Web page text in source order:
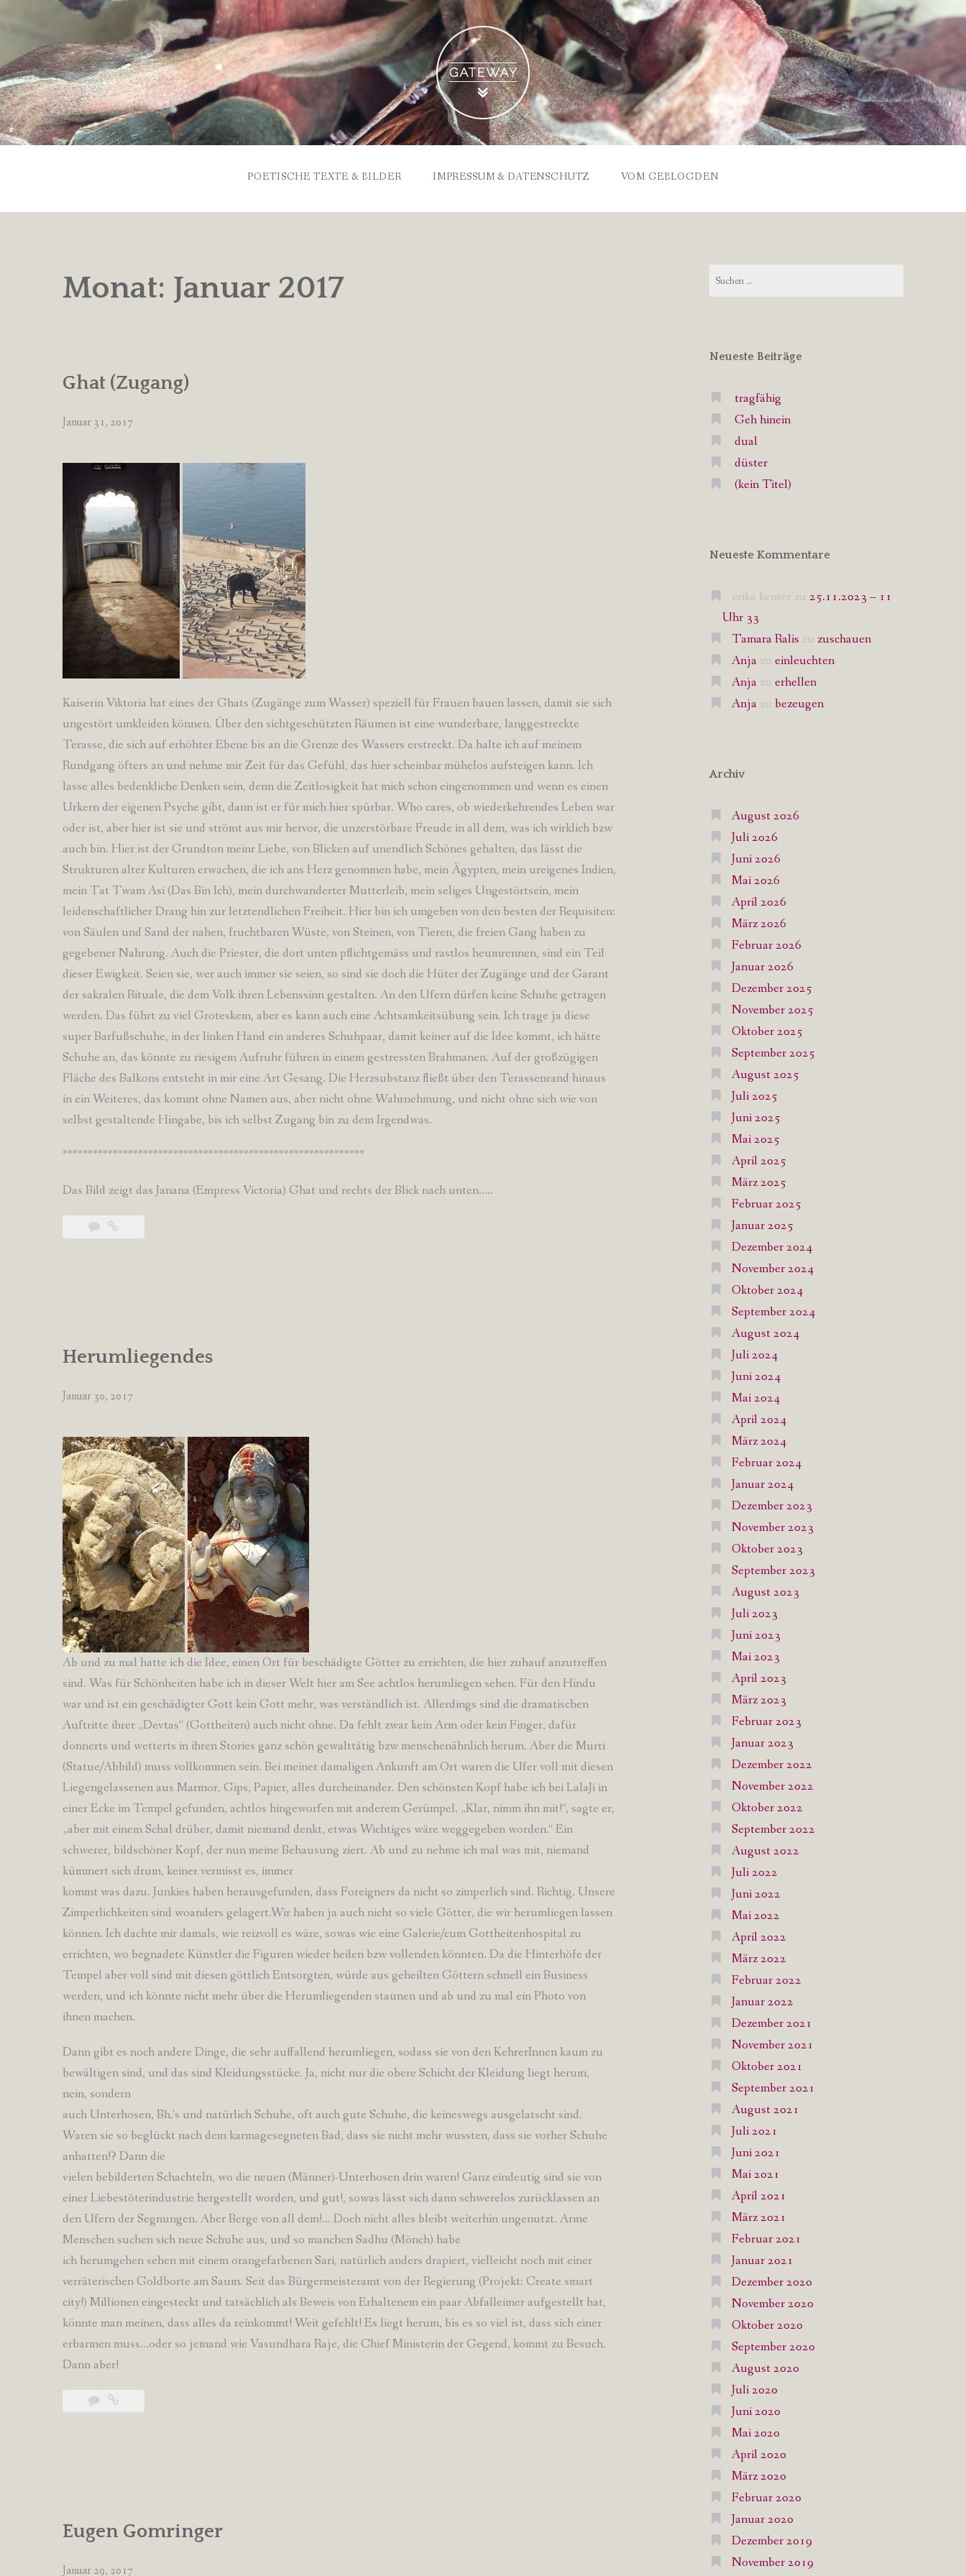
POETISCHE TEXTE & BILDER IMPRESSUM & DATENSCHUTZ VOM GEBLOGDEN
Monat: Januar 2017
Ghat (Zugang)
Januar 31, 2017
Kaiserin Viktoria hat eines der Ghats (Zugänge zum Wasser) speziell für Frauen bauen lassen, damit sie sich
ungestört umkleiden können. Über den sichtgeschützten Räumen ist eine wunderbare, langgestreckte
Terasse, die sich auf erhöhter Ebene bis an die Grenze des Wassers erstreckt. Da halte ich auf meinem
Rundgang öfters an und nehme mir Zeit für das Gefühl, das hier scheinbar mühelos aufsteigen kann. Ich
lasse alles bedenkliche Denken sein, denn die Zeitlosigkeit hat mich schon eingenommen und wenn es einen
Urkern der eigenen Psyche gibt, dann ist er für mich hier spürbar. Who cares, ob wiederkehrendes Leben war
oder ist, aber hier ist sie und strömt aus mir hervor, die unzerstörbare Freude in all dem, was ich wirklich bzw
auch bin. Hier ist der Grundton meinr Liebe, von Blicken auf unendlich Schönes gehalten, das lässt die
Strukturen alter Kulturen erwachen, die ich ans Herz genommen habe, mein Ägypten, mein ureigenes Indien,
mein Tat Twam Asi (Das Bin Ich), mein durchwanderter Mutterleib, mein seliges Ungestörtsein, mein
leidenschaftlicher Drang hin zur letztendlichen Freiheit. Hier bin ich umgeben von den besten der Requisiten:
von Säulen und Sand der nahen, fruchtbaren Wüste, von Steinen, von Tieren, die freien Gang haben zu
gegebener Nahrung. Auch die Priester, die dort unten pflichtgemäss und rastlos heumrennen, sind ein Teil
dieser Ewigkeit. Seien sie, wer auch immer sie seien, so sind sie doch die Hüter der Zugänge und der Garant
der sakralen Rituale, die dem Volk ihren Lebenssinn gestalten. An den Ufern dürfen keine Schuhe getragen
werden. Das führt zu viel Groteskem, aber es kann auch eine Achtsamkeitsübung sein. Ich trage ja diese
super Barfußschuhe, in der linken Hand ein anderes Schuhpaar, damit keiner auf die Idee kommt, ich hätte
Schuhe an, das könnte zu riesigem Aufruhr führen in einem gestressten Brahmanen. Auf der großzügigen
Fläche des Balkons entsteht in mir eine Art Gesang. Die Herzsubstanz fließt über den Terassenrand hinaus
in ein Weiteres, das kommt ohne Namen aus, aber nicht ohne Wahrnehmung, und nicht ohne sich wie von
selbst gestaltende Hingabe, bis ich selbst Zugang bin zu dem Irgendwas.
************************************************************
Das Bild zeigt das Janana (Empress Victoria) Ghat und rechts der Blick nach unten…..
Herumliegendes
Januar 30, 2017
Ab und zu mal hatte ich die Idee, einen Ort für beschädigte Götter zu errichten, die hier zuhauf anzutreffen
sind. Was für Schönheiten habe ich in dieser Welt hier am See achtlos herumliegen sehen. Für den Hindu
war und ist ein geschädigter Gott kein Gott mehr, was verständlich ist. Allerdings sind die dramatischen
Auftritte ihrer „Devtas“ (Gottheiten) auch nicht ohne. Da fehlt zwar kein Arm oder kein Finger, dafür
donnerts und wetterts in ihren Stories ganz schön gewalttätig bzw menschenähnlich herum. Aber die Murti
(Statue/Abbild) muss vollkommen sein. Bei meiner damaligen Ankunft am Ort waren die Ufer voll mit diesen
Liegengelassenen aus Marmor, Gips, Papier, alles durcheinander. Den schönsten Kopf habe ich bei LalaJi in
einer Ecke im Tempel gefunden, achtlos hingeworfen mit anderem Gerümpel. „Klar, nimm ihn mit!“, sagte er,
„aber mit einem Schal drüber, damit niemand denkt, etwas Wichtiges wäre weggegeben worden.“ Ein
schwerer, bildschöner Kopf, der nun meine Behausung ziert. Ab und zu nehme ich mal was mit, niemand
kümmert sich drum, keiner vermisst es, immer
kommt was dazu. Junkies haben herausgefunden, dass Foreigners da nicht so zimperlich sind. Richtig. Unsere
Zimperlichkeiten sind woanders gelagert.Wir haben ja auch nicht so viele Götter, die wir herumliegen lassen
können. Ich dachte mir damals, wie reizvoll es wäre, sowas wie eine Galerie/cum Gottheitenhospital zu
errichten, wo begnadete Künstler die Figuren wieder heilen bzw vollenden könnten. Da die Hinterhöfe der
Tempel aber voll sind mit diesen göttlich Entsorgten, würde aus geheilten Göttern schnell ein Business
werden, und ich könnte nicht mehr über die Herumliegenden staunen und ab und zu mal ein Photo von
ihnen machen.
Dann gibt es noch andere Dinge, die sehr auffallend herumliegen, sodass sie von den KehrerInnen kaum zu
bewältigen sind, und das sind Kleidungsstücke. Ja, nicht nur die obere Schicht der Kleidung liegt herum,
nein, sondern
auch Unterhosen, Bh.‘s und natürlich Schuhe, oft auch gute Schuhe, die keineswegs ausgelatscht sind.
Waren sie so beglückt nach dem karmagesegneten Bad, dass sie nicht mehr wussten, dass sie vorher Schuhe
anhatten!? Dann die
vielen bebilderten Schachteln, wo die neuen (Männer)-Unterhosen drin waren! Ganz eindeutig sind sie von
einer Liebestöterindustrie hergestellt worden, und gut!, sowas lässt sich dann schwerelos zurücklassen an
den Ufern der Segnungen. Aber Berge von all dem!… Doch nicht alles bleibt weiterhin ungenutzt. Arme
Menschen suchen sich neue Schuhe aus, und so manchen Sadhu (Mönch) habe
ich herumgehen sehen mit einem orangefarbenen Sari, natürlich anders drapiert, vielleicht noch mit einer
verräterischen Goldborte am Saum. Seit das Bürgermeisteramt von der Regierung (Projekt: Create smart
city!) Millionen eingesteckt und tatsächlich als Beweis von Erhaltenem ein paar Abfalleimer aufgestellt hat,
könnte man meinen, dass alles da reinkommt! Weit gefehlt! Es liegt herum, bis es so viel ist, dass sich einer
erbarmen muss…oder so jemand wie Vasundhara Raje, die Chief Ministerin der Gegend, kommt zu Besuch.
Dann aber!
Eugen Gomringer
Januar 29, 2017
nach:
Neueste Beiträge
tragfähig
Geh hinein
dual
düster
(kein Titel)
Neueste Kommentare
erika kenter zu 25.11.2023 – 11
Uhr 33
Tamara Ralis zu zuschauen
Anja zu einleuchten
Anja zu erhellen
Anja zu bezeugen
Archiv
August 2026
Juli 2026
Juni 2026
Mai 2026
April 2026
März 2026
Februar 2026
Januar 2026
Dezember 2025
November 2025
Oktober 2025
September 2025
August 2025
Juli 2025
Juni 2025
Mai 2025
April 2025
März 2025
Februar 2025
Januar 2025
Dezember 2024
November 2024
Oktober 2024
September 2024
August 2024
Juli 2024
Juni 2024
Mai 2024
April 2024
März 2024
Februar 2024
Januar 2024
Dezember 2023
November 2023
Oktober 2023
September 2023
August 2023
Juli 2023
Juni 2023
Mai 2023
April 2023
März 2023
Februar 2023
Januar 2023
Dezember 2022
November 2022
Oktober 2022
September 2022
August 2022
Juli 2022
Juni 2022
Mai 2022
April 2022
März 2022
Februar 2022
Januar 2022
Dezember 2021
November 2021
Oktober 2021
September 2021
August 2021
Juli 2021
Juni 2021
Mai 2021
April 2021
März 2021
Februar 2021
Januar 2021
Dezember 2020
November 2020
Oktober 2020
September 2020
August 2020
Juli 2020
Juni 2020
Mai 2020
April 2020
März 2020
Februar 2020
Januar 2020
Dezember 2019
November 2019